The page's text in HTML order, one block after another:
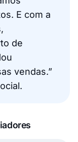
E com a
de
vendas.”